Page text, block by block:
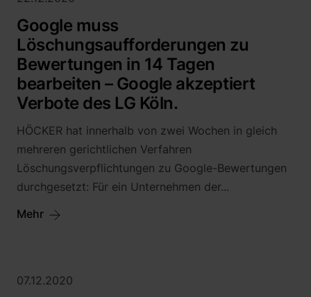
Google muss
Löschungsaufforderungen zu
Bewertungen in 14 Tagen
bearbeiten – Google akzeptiert
Verbote des LG Köln.
HÖCKER hat innerhalb von zwei Wochen in gleich
mehreren gerichtlichen Verfahren
Löschungsverpflichtungen zu Google-Bewertungen
durchgesetzt: Für ein Unternehmen der...
Mehr
07.12.2020